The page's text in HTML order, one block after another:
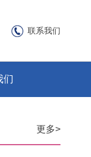
联系我们
们
更多>